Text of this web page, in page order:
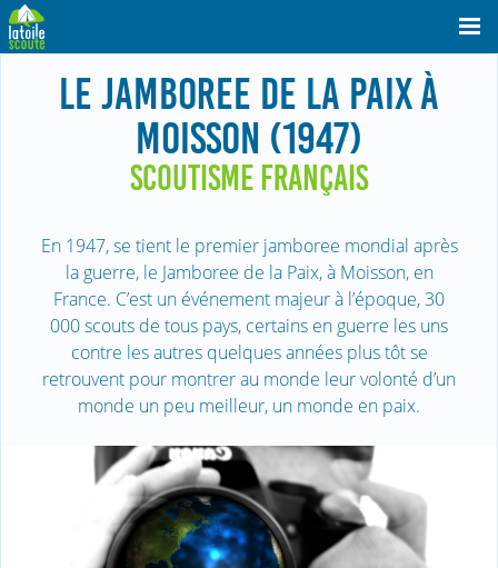
LE JAMBOREE DE LA PAIX À
MOISSON (1947)
SCOUTISME FRANÇAIS
En 1947, se tient le premier jamboree mondial après
la guerre, le Jamboree de la Paix, à Moisson, en
France. C’est un événement majeur à l’époque, 30
000 scouts de tous pays, certains en guerre les uns
contre les autres quelques années plus tôt se
retrouvent pour montrer au monde leur volonté d’un
monde un peu meilleur, un monde en paix.